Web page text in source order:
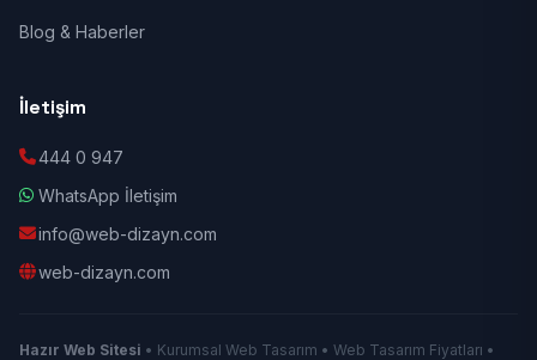
Blog & Haberler
İletişim
444 0 947
WhatsApp İletişim
info@web-dizayn.com
web-dizayn.com
Hazır Web Sitesi • Kurumsal Web Tasarım • Web Tasarım Fiyatları •